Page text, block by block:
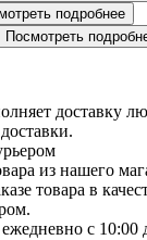
подробнее
Посмотреть
доставку
из нашего
товара в
с 10:00